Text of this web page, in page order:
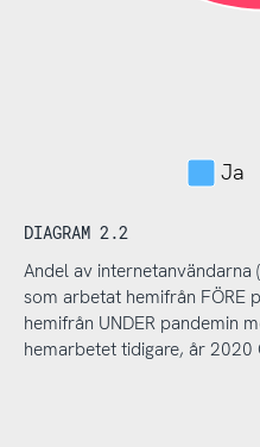
Ja
DIAGRAM 2.2
Andel av
som arbetat hemifrån FÖRE
hemifrån UNDER pandemin
hemarbetet tidigare, år 2020